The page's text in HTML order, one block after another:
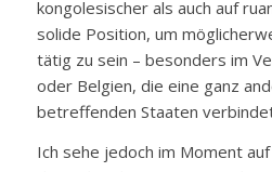
kongolesischer als auch auf
solide Position, um
tätig zu sein – besonders im
oder Belgien, die eine ganz
betreffenden Staaten
Ich sehe jedoch im Moment